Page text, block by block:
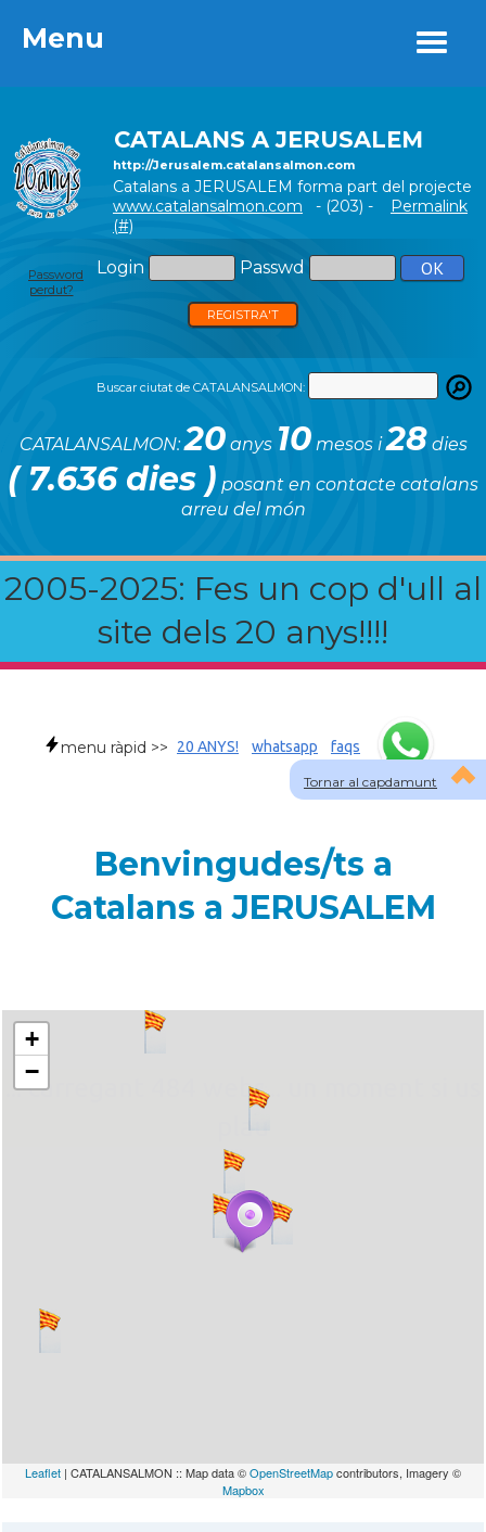
Menu
CATALANS A JERUSALEM
http://Jerusalem.catalansalmon.com
Catalans a JERUSALEM forma part del projecte
www.catalansalmon.com - (203) - Permalink
(#)
Login Passwd
Password
perdut?
REGISTRA'T
Buscar ciutat de CATALANSALMON:
CATALANSALMON:20anys 10mesos i28 dies
( 7.636 dies ) posant en contacte catalans
arreu del món
2005-2025: Fes un cop d'ull al
site dels 20 anys!!!!
Menu
Tornar al capdamunt
menu ràpid >> 20 ANYS! whatsapp faqs
Benvingudes/ts a
Catalans a JERUSALEM
... carregant 484 webs... un moment si us
plau
+
−
Leaflet | CATALANSALMON :: Map data ©OpenStreetMapcontributors, Imagery ©
Mapbox